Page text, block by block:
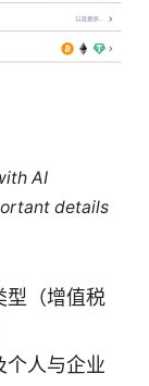
AI
details
型（增值税
个人与企业